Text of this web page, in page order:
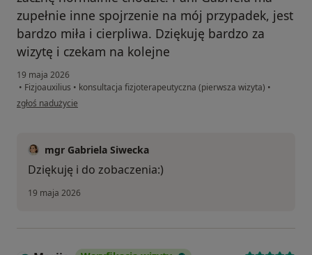
zupełnie inne spojrzenie na mój przypadek, jest
bardzo miła i cierpliwa. Dziękuję bardzo za
wizytę i czekam na kolejne
19 maja 2026
• Fizjoauxilius • konsultacja fizjoterapeutyczna (pierwsza wizyta) •
w opinii użytkownika IB
zgłoś nadużycie
mgr Gabriela Siwecka
Dziękuję i do zobaczenia:)
19 maja 2026